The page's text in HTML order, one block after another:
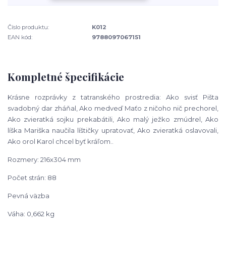
Číslo produktu:
K012
EAN kód:
9788097067151
Kompletné špecifikácie
Krásne rozprávky z tatranského prostredia: Ako svisť Pišta
svadobný dar zháňal, Ako medveď Maťo z ničoho nič prechorel,
Ako zvieratká sojku prekabátili, Ako malý ježko zmúdrel, Ako
líška Mariška naučila líštičky upratovať, Ako zvieratká oslavovali,
Ako orol Karol chcel byť kráľom..
Rozmery: 216x304 mm
Počet strán: 88
Pevná väzba
Váha: 0,662 kg